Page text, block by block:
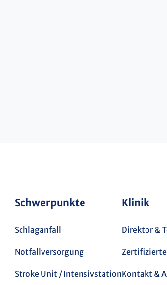
Schwerpunkte
Schlaganfall
Notfallversorgung
Stroke Unit / Intensivstation
Klinik
Direktor &
Kontakt &